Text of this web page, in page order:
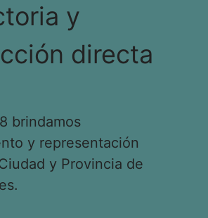
y
directa
brindamos
y representación
y Provincia de